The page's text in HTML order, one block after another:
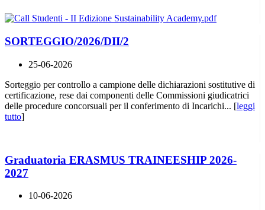
SORTEGGIO/2026/DII/2
25-06-2026
Sorteggio per controllo a campione delle dichiarazioni sostitutive di
certificazione, rese dai componenti delle Commissioni giudicatrici
delle procedure concorsuali per il conferimento di Incarichi... [leggi
tutto]
Graduatoria ERASMUS TRAINEESHIP 2026-
2027
10-06-2026